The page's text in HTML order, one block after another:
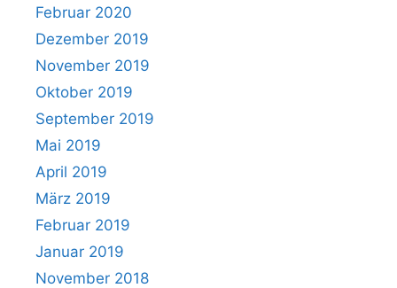
Februar 2020
Dezember 2019
November 2019
Oktober 2019
September 2019
Mai 2019
April 2019
März 2019
Februar 2019
Januar 2019
November 2018